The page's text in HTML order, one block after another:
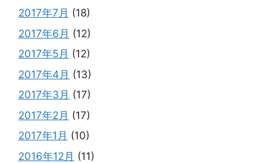
2017年7月 (18)
2017年6月 (12)
2017年5月 (12)
2017年4月 (13)
2017年3月 (17)
2017年2月 (17)
2017年1月 (10)
2016年12月 (11)